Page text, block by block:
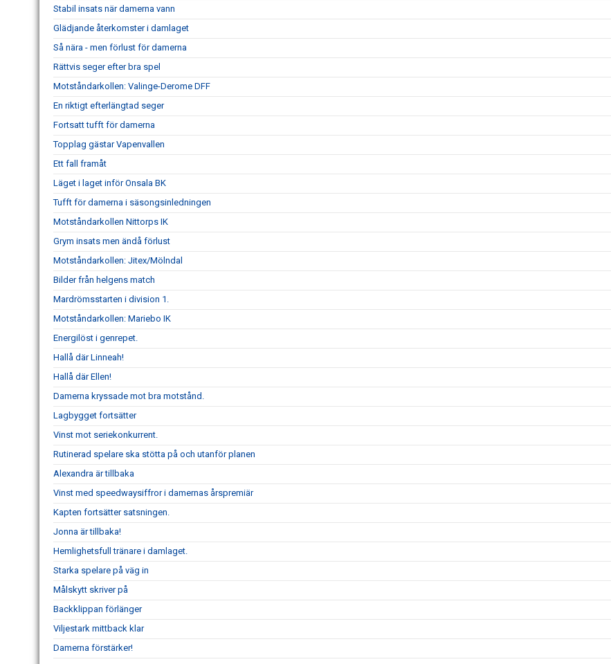
Stabil insats när damerna vann
Glädjande återkomster i damlaget
Så nära - men förlust för damerna
Rättvis seger efter bra spel
Motståndarkollen: Valinge-Derome DFF
En riktigt efterlängtad seger
Fortsatt tufft för damerna
Topplag gästar Vapenvallen
Ett fall framåt
Läget i laget inför Onsala BK
Tufft för damerna i säsongsinledningen
Motståndarkollen Nittorps IK
Grym insats men ändå förlust
Motståndarkollen: Jitex/Mölndal
Bilder från helgens match
Mardrömsstarten i division 1.
Motståndarkollen: Mariebo IK
Energilöst i genrepet.
Hallå där Linneah!
Hallå där Ellen!
Damerna kryssade mot bra motstånd.
Lagbygget fortsätter
Vinst mot seriekonkurrent.
Rutinerad spelare ska stötta på och utanför planen
Alexandra är tillbaka
Vinst med speedwaysiffror i damernas årspremiär
Kapten fortsätter satsningen.
Jonna är tillbaka!
Hemlighetsfull tränare i damlaget.
Starka spelare på väg in
Målskytt skriver på
Backklippan förlänger
Viljestark mittback klar
Damerna förstärker!